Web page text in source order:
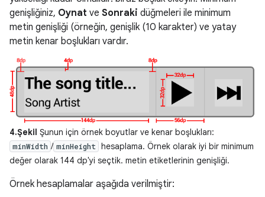
genişliğiniz, Oynat ve Sonraki düğmeleri ile minimum
metin genişliği (örneğin, genişlik (10 karakter) ve yatay
metin kenar boşlukları vardır.
4.Şekil Şunun için örnek boyutlar ve kenar boşlukları:
minWidth / minHeight
hesaplama. Örnek olarak iyi bir minimum
değer olarak 144 dp'yi seçtik. metin etiketlerinin genişliği.
Örnek hesaplamalar aşağıda verilmiştir: